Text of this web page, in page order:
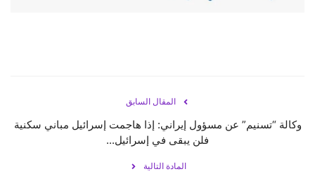
المقال السابق
وكالة “تسنيم” عن مسؤول إيراني: إذا هاجمت إسرائيل مباني سكنية
فلن يبقى في إسرائيل...
المادة التالية